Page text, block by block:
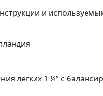
и
легких 1 ¼” с